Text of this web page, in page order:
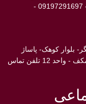
تلفن تماس: 02632224777 - 09197291697 -
بلوار کوهک- پاساژ
ایرانی اسلامی گل یاس - طبقه همکف - واحد 12 تلفن تماس